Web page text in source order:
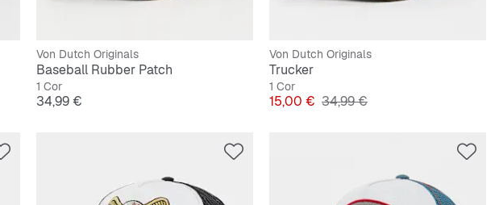
Von Dutch Originals
Baseball Rubber Patch
1 Cor
Preço
34,99 €
Von Dutch Originals
Trucker
1 Cor
Preço
15,00 € Preço original
34,99 €